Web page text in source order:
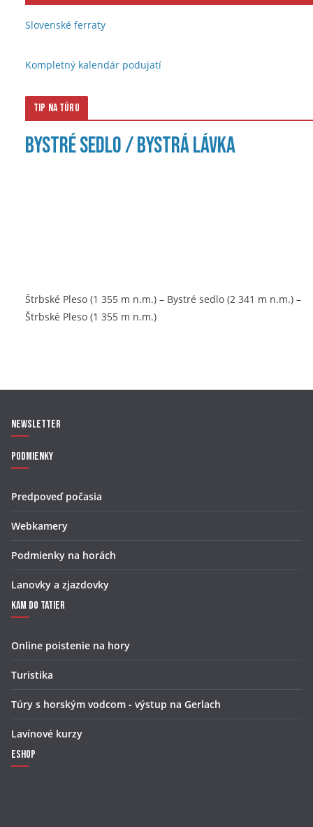
Slovenské ferraty
Kompletný kalendár podujatí
Tip na túru
Bystré sedlo / Bystrá lávka
Štrbské Pleso (1 355 m n.m.) – Bystré sedlo (2 341 m n.m.) –
Štrbské Pleso (1 355 m n.m.)
Newsletter
Podmienky
Predpoveď počasia
Webkamery
Podmienky na horách
Lanovky a zjazdovky
Kam do Tatier
Online poistenie na hory
Turistika
Túry s horským vodcom - výstup na Gerlach
Lavínové kurzy
Eshop